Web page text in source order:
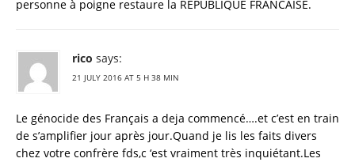
personne à poigne restaure la REPUBLIQUE FRANCAISE.
rico says:
21 JULY 2016 AT 5 H 38 MIN
Le génocide des Français a deja commencé….et c’est en train
de s’amplifier jour après jour.Quand je lis les faits divers
chez votre confrère fds,c ‘est vraiment très inquiétant.Les